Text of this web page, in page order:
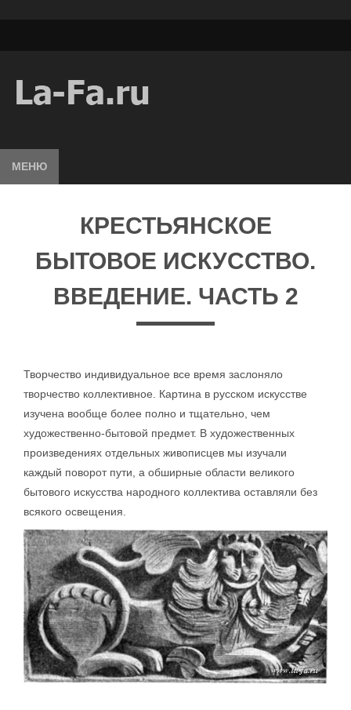
МЕНЮ
КРЕСТЬЯНСКОЕ
БЫТОВОЕ ИСКУССТВО.
ВВЕДЕНИЕ. ЧАСТЬ 2
Творчество индивидуальное все время заслоняло
творчество коллективное. Картина в русском искусстве
изучена вообще более полно и тщательно, чем
художественно-бытовой предмет. В художественных
произведениях отдельных живописцев мы изучали
каждый поворот пути, а обширные области великого
бытового искусства народного коллектива оставляли без
всякого освещения.